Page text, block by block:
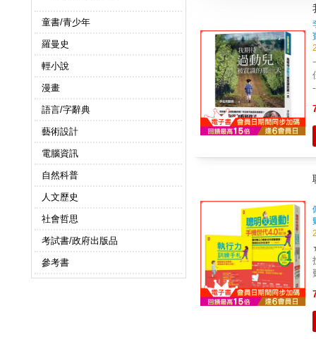
童書/青少年
羅曼史
輕小說
漫畫
語言/字辭典
藝術設計
電腦資訊
自然科普
人文歷史
社會哲思
考試書/政府出版品
參考書
佳慧 一位戮力